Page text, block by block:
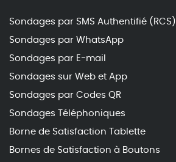
Sondages par SMS Authentifié (RCS)
Sondages par WhatsApp
Sondages par E-mail
Sondages sur Web et App
Sondages par Codes QR
Sondages Téléphoniques
Borne de Satisfaction Tablette
Bornes de Satisfaction à Boutons